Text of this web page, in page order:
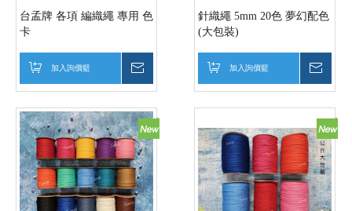
台孟牌 各項 編織繩 專用 色
卡
加入詢價籃
針織繩 5mm 20色 夢幻配色
(大包裝)
加入詢價籃